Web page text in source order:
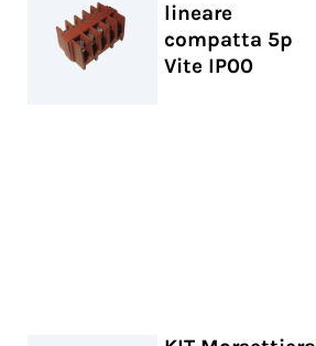
lineare
compatta 5p
Vite IP00